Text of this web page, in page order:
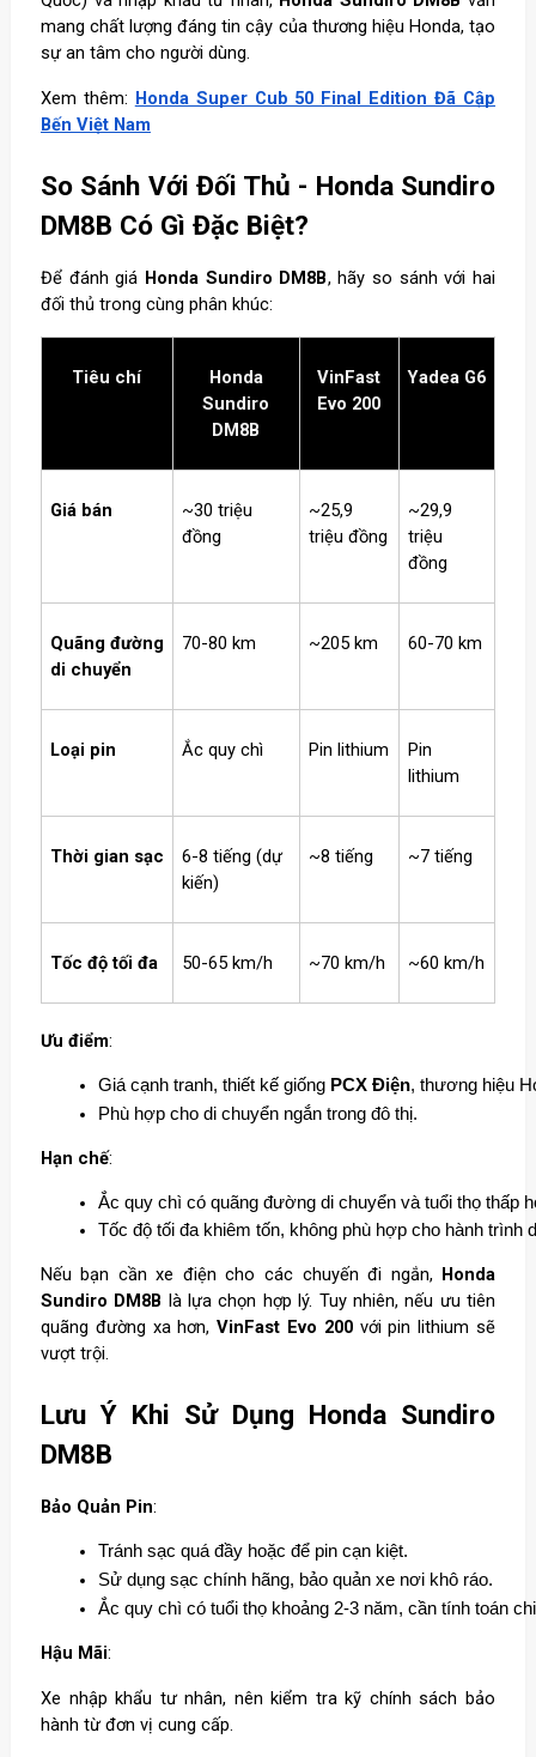
mang chất lượng đáng tin cậy của thương hiệu Honda, tạo
sự an tâm cho người dùng.
Xem thêm: Honda Super Cub 50 Final Edition Đã Cập
Bến Việt Nam
So Sánh Với Đối Thủ - Honda Sundiro
DM8B Có Gì Đặc Biệt?
Để đánh giá Honda Sundiro DM8B, hãy so sánh với hai
đối thủ trong cùng phân khúc:
Tiêu chí
Honda
Sundiro
DM8B
VinFast
Evo 200
Yadea G6
Giá bán
~30 triệu
đồng
~25,9
triệu đồng
~29,9
triệu
đồng
Quãng đường
di chuyển
70-80 km ~205 km 60-70 km
Loại pin Ắc quy chì Pin lithium
Pin
lithium
Thời gian sạc
6-8 tiếng (dự
kiến)
~8 tiếng ~7 tiếng
Tốc độ tối đa 50-65 km/h ~70 km/h ~60 km/h
Ưu điểm:
Giá cạnh tranh, thiết kế giống PCX Điện, thương hiệu
Phù hợp cho di chuyển ngắn trong đô thị.
Hạn chế:
Ắc quy chì có quãng đường di chuyển và tuổi thọ thấp
Tốc độ tối đa khiêm tốn, không phù hợp cho hành trình
Nếu bạn cần xe điện cho các chuyến đi ngắn,
Honda
Sundiro DM8B là lựa chọn hợp lý. Tuy nhiên, nếu ưu tiên
quãng đường xa hơn,VinFast Evo 200với pin lithium sẽ
vượt trội.
Lưu Ý Khi Sử Dụng Honda Sundiro
DM8B
Bảo Quản Pin:
Tránh sạc quá đầy hoặc để pin cạn kiệt.
Sử dụng sạc chính hãng, bảo quản xe nơi khô ráo.
Ắc quy chì có tuổi thọ khoảng 2-3 năm, cần tính toán
Hậu Mãi:
Xe nhập khẩu tư nhân, nên kiểm tra kỹ chính sách bảo
hành từ đơn vị cung cấp.